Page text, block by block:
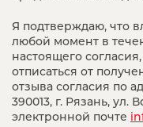
Я подтверждаю, что
любой момент в
настоящего
отписаться от
отзыва согласия по
390013, г. Рязань, ул.
электронной почте